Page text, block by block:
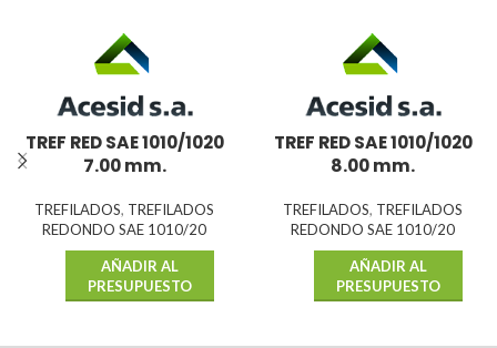
TREF RED SAE 1010/1020
7.00 mm.
TREFILADOS, TREFILADOS
REDONDO SAE 1010/20
AÑADIR AL
PRESUPUESTO
TREF RED SAE 1010/1020
8.00 mm.
TREFILADOS, TREFILADOS
REDONDO SAE 1010/20
AÑADIR AL
PRESUPUESTO